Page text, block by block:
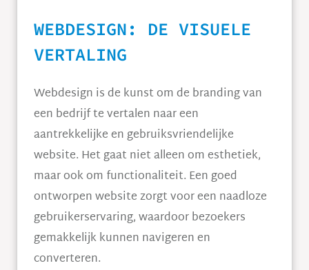
WEBDESIGN: DE VISUELE
VERTALING
Webdesign is de kunst om de branding van
een bedrijf te vertalen naar een
aantrekkelijke en gebruiksvriendelijke
website. Het gaat niet alleen om esthetiek,
maar ook om functionaliteit. Een goed
ontworpen website zorgt voor een naadloze
gebruikerservaring, waardoor bezoekers
gemakkelijk kunnen navigeren en
converteren.